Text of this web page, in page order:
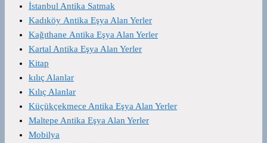
İstanbul Antika Satmak
Kadıköy Antika Eşya Alan Yerler
Kağıthane Antika Eşya Alan Yerler
Kartal Antika Eşya Alan Yerler
Kitap
kılıç Alanlar
Kılıç Alanlar
Küçükçekmece Antika Eşya Alan Yerler
Maltepe Antika Eşya Alan Yerler
Mobilya